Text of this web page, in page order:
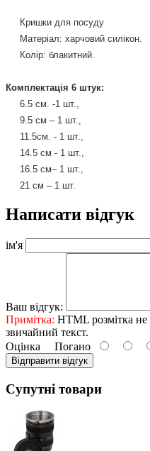
Кришки для посуду
Матеріал: харчовий силікон.
Колір: блакитний.
Комплектація 6 штук:
6.5 см. -1 шт.,
9.5 см – 1 шт.,
11.5см. - 1 шт.,
14.5 см - 1 шт.,
16.5 см– 1 шт.,
21 см – 1 шт.
Написати відгук
ім'я
Ваш відгук:
Примітка: HTML розмітка не
звичайний текст.
Оцінка Погано
Відправити відгук
Супутні товари